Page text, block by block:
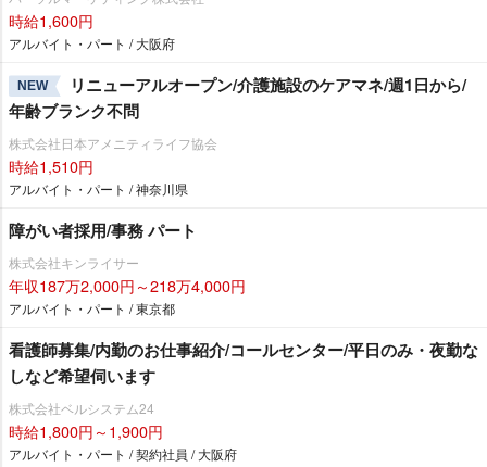
時給1,600円
アルバイト・パート / 大阪府
NEW
リニューアルオープン/介護施設のケアマネ/週1日から/
年齢ブランク不問
株式会社日本アメニティライフ協会
時給1,510円
アルバイト・パート / 神奈川県
障がい者採用/事務 パート
株式会社キンライサー
年収187万2,000円～218万4,000円
アルバイト・パート / 東京都
看護師募集/内勤のお仕事紹介/コールセンター/平日のみ・夜勤な
しなど希望伺います
株式会社ベルシステム24
時給1,800円～1,900円
アルバイト・パート / 契約社員 / 大阪府